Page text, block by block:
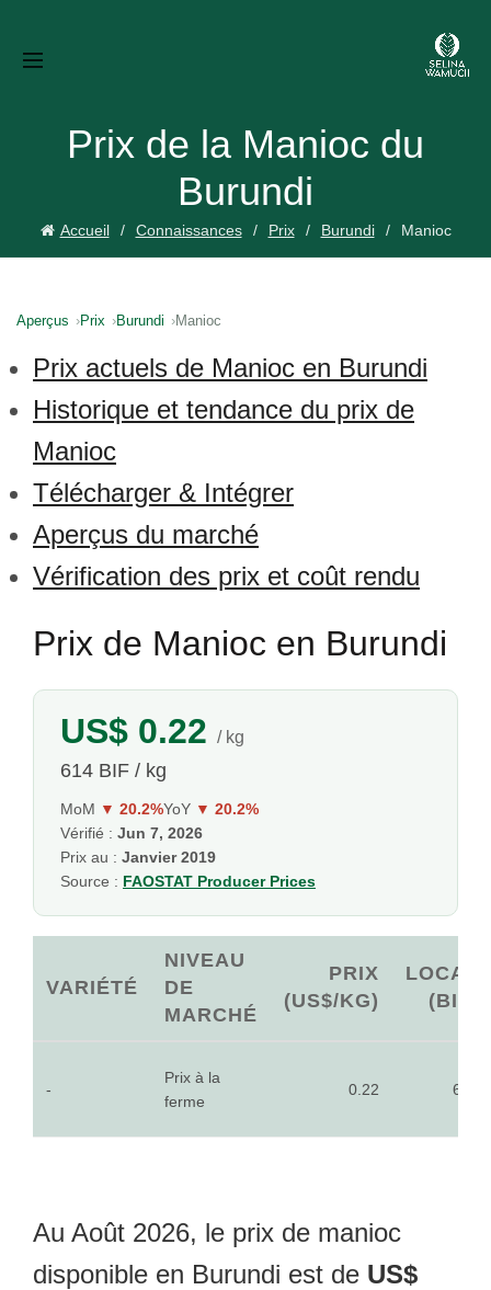
Prix de la Manioc du
Burundi
Accueil Connaissances Prix Burundi Manioc
Aperçus Prix Burundi Manioc
Prix actuels de Manioc en Burundi
Historique et tendance du prix de
Manioc
Télécharger & Intégrer
Aperçus du marché
Vérification des prix et coût rendu
Prix de Manioc en Burundi
US$ 0.22 / kg
614 BIF / kg
MoM ▼ 20.2%YoY ▼ 20.2%
Vérifié : Jun 7, 2026
Prix au : Janvier 2019
Source : FAOSTAT Producer Prices
VARIÉTÉ
NIVEAU
DE
MARCHÉ
PRIX
(US$/KG)
LOCAL
(BIF)
-
Prix à la
ferme
0.22 614
Au Août 2026, le prix de manioc
disponible en Burundi est de US$